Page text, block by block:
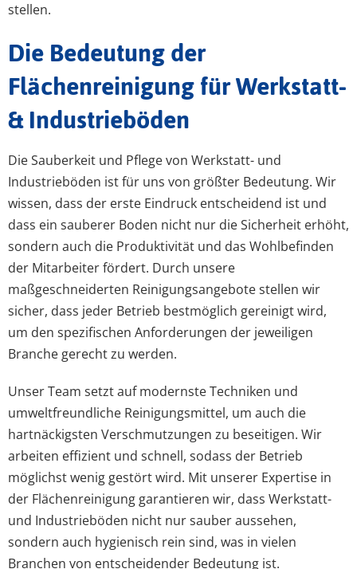
stellen.
Die Bedeutung der
Flächenreinigung für Werkstatt-
& Industrieböden
Die Sauberkeit und Pflege von Werkstatt- und
Industrieböden ist für uns von größter Bedeutung. Wir
wissen, dass der erste Eindruck entscheidend ist und
dass ein sauberer Boden nicht nur die Sicherheit erhöht,
sondern auch die Produktivität und das Wohlbefinden
der Mitarbeiter fördert. Durch unsere
maßgeschneiderten Reinigungsangebote stellen wir
sicher, dass jeder Betrieb bestmöglich gereinigt wird,
um den spezifischen Anforderungen der jeweiligen
Branche gerecht zu werden.
Unser Team setzt auf modernste Techniken und
umweltfreundliche Reinigungsmittel, um auch die
hartnäckigsten Verschmutzungen zu beseitigen. Wir
arbeiten effizient und schnell, sodass der Betrieb
möglichst wenig gestört wird. Mit unserer Expertise in
der Flächenreinigung garantieren wir, dass Werkstatt-
und Industrieböden nicht nur sauber aussehen,
sondern auch hygienisch rein sind, was in vielen
Branchen von entscheidender Bedeutung ist.